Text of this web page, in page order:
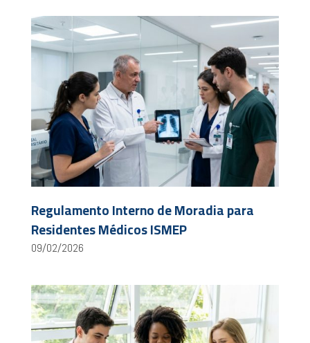
Regulamento Interno de Moradia para
Residentes Médicos ISMEP
09/02/2026